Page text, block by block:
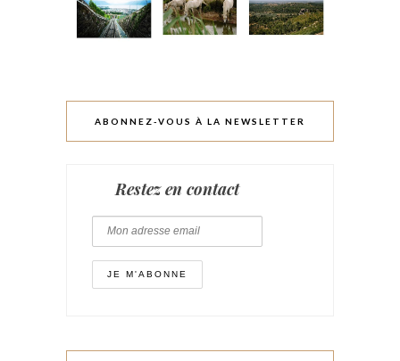
ABONNEZ-VOUS À LA NEWSLETTER
Restez en contact